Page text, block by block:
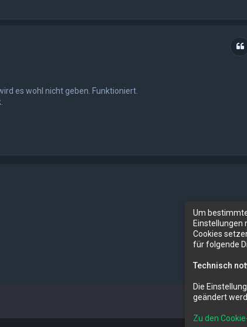
es wohl nicht geben. Funktioniert.
Um
Einstellungen
Cookies
für folgende
Technisch
Die
geändert
Zu den